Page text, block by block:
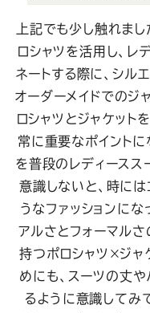
上記でも少し触れま
ロシャツを活用し、レ
ネートする際に、シル
オーダーメイドでのジ
ロシャツとジャケット
常に重要なポイントに
を普段のレディースス
意識しないと、時に
うなファッションにな
アルさとフォーマル
持つポロシャツ×ジャ
めにも、スーツの丈
るように意識してみ